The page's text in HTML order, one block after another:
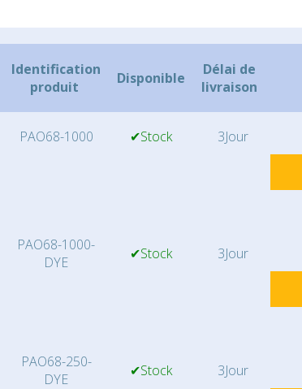
Identification
produit
Disponible
Délai de
livraison
PAO68-1000 ✔Stock
3Jour
PAO68-1000-
DYE
✔Stock
3Jour
PAO68-250-
DYE
✔Stock
3Jour